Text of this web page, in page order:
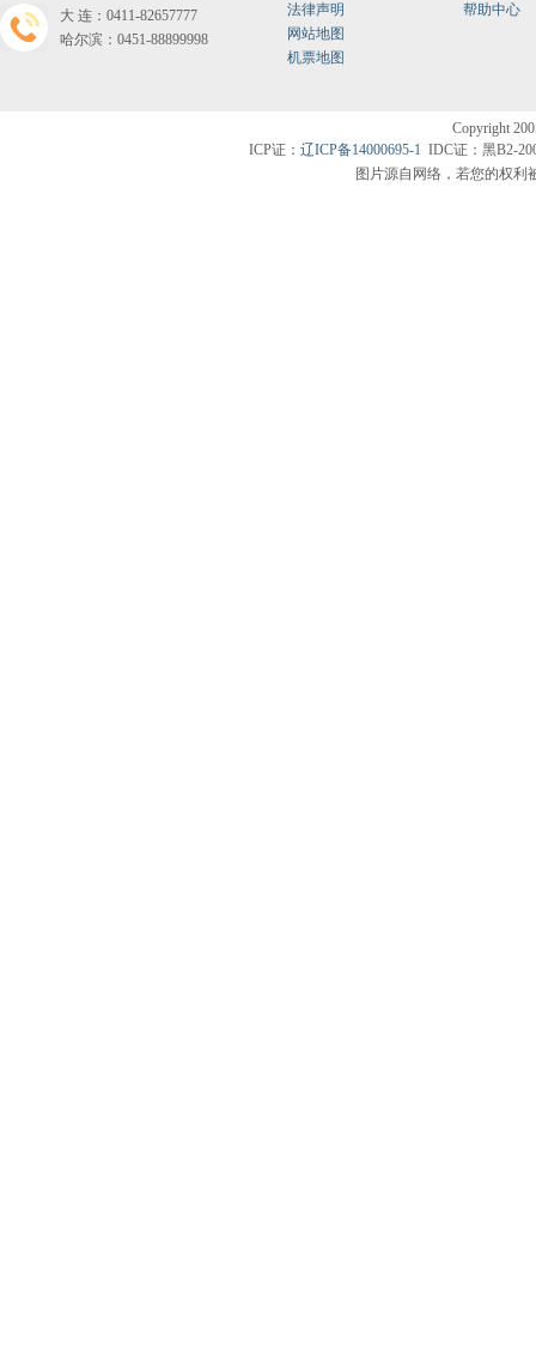
大连：0411-82657777
哈尔滨：0451-88899998
法律声明
网站地图
机票地图
帮助中心
ICP证： 辽ICP备14000695-1 IDC证：黑B2-
图片源自网络，若您的权利